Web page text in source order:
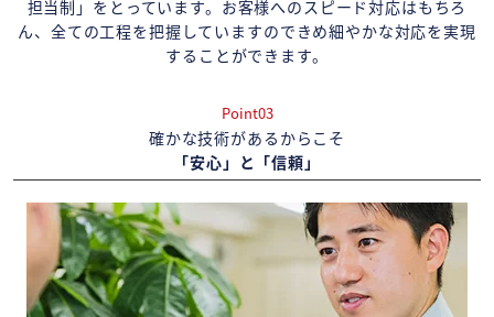
担当制」をとっています。お客様へのスピード対応はもちろ
ん、全ての工程を把握していますのできめ細やかな対応を実現
することができます。
Point03
確かな技術があるからこそ
「安心」と「信頼」